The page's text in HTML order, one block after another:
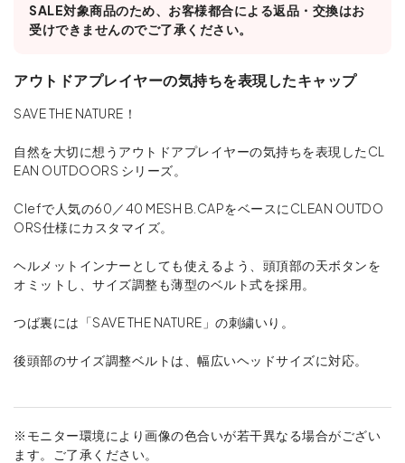
SALE対象商品のため、お客様都合による返品・交換はお
受けできませんのでご了承ください。
アウトドアプレイヤーの気持ちを表現したキャップ
SAVE THE NATURE！
自然を大切に想うアウトドアプレイヤーの気持ちを表現したCL
EAN OUTDOORS シリーズ。
Clefで人気の60／40 MESH B.CAPをベースにCLEAN OUTDO
ORS仕様にカスタマイズ。
ヘルメットインナーとしても使えるよう、頭頂部の天ボタンを
オミットし、サイズ調整も薄型のベルト式を採用。
つば裏には「SAVE THE NATURE」の刺繍いり。
後頭部のサイズ調整ベルトは、幅広いヘッドサイズに対応。
※モニター環境により画像の色合いが若干異なる場合がござい
ます。ご了承ください。